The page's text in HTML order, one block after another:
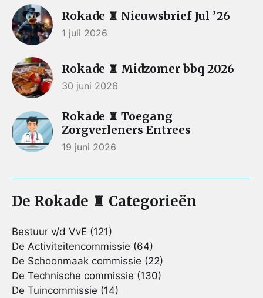
Rokade ♜ Nieuwsbrief Jul ’26
1 juli 2026
Rokade ♜ Midzomer bbq 2026
30 juni 2026
Rokade ♜ Toegang
Zorgverleners Entrees
19 juni 2026
De Rokade ♜ Categorieën
Bestuur v/d VvE (121)
De Activiteitencommissie (64)
De Schoonmaak commissie (22)
De Technische commissie (130)
De Tuincommissie (14)